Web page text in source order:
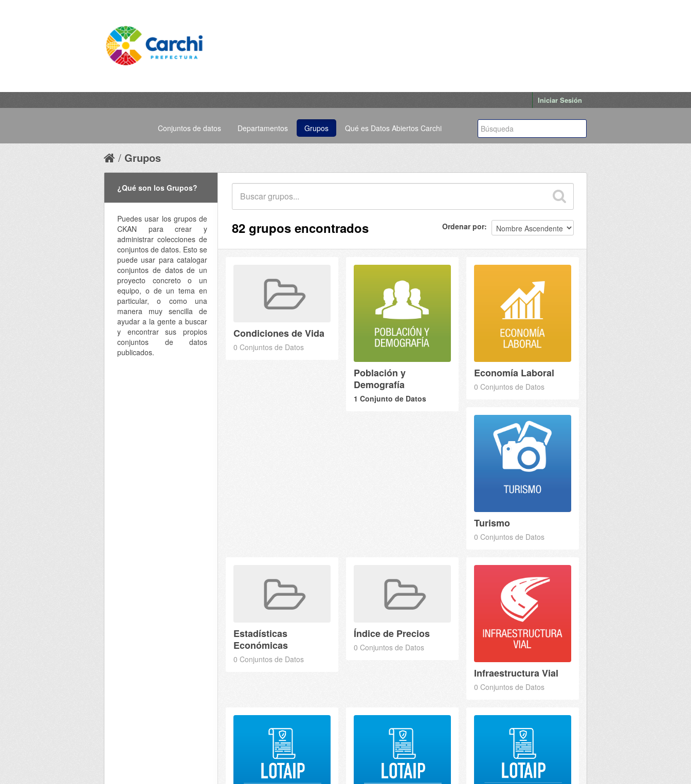
Iniciar Sesión
Conjuntos de datos Departamentos Grupos Qué es Datos Abiertos Carchi
Grupos
Ordenar por
82 grupos encontrados
Condiciones de Vida
0 Conjuntos de Datos
Población y
Demografía
1 Conjunto de Datos
Economía Laboral
0 Conjuntos de Datos
Turismo
0 Conjuntos de Datos
Estadísticas
Económicas
0 Conjuntos de Datos
Índice de Precios
0 Conjuntos de Datos
Infraestructura Vial
0 Conjuntos de Datos
¿Qué son los Grupos?
Puedes usar los grupos de
CKAN para crear y
administrar colecciones de
conjuntos de datos. Esto se
puede usar para catalogar
conjuntos de datos de un
proyecto concreto o un
equipo, o de un tema en
particular, o como una
manera muy sencilla de
ayudar a la gente a buscar
y encontrar sus propios
conjuntos de datos
publicados.